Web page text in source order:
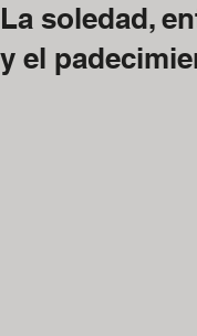
La soledad,
y el